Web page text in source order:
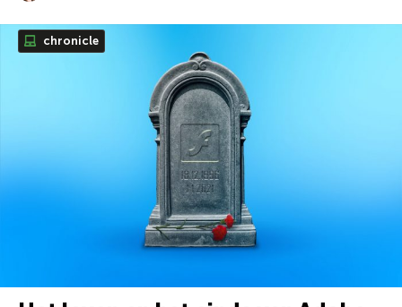
chronicle